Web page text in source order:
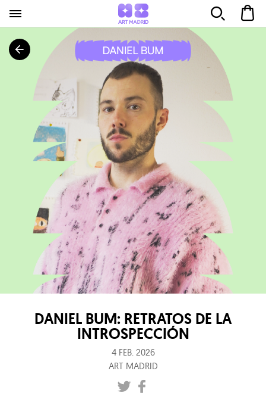
DANIEL BUM: RETRATOS DE LA
INTROSPECCIÓN
4 FEB. 2026
ART MADRID